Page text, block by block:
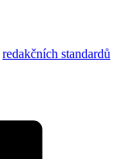
redakčních standardů